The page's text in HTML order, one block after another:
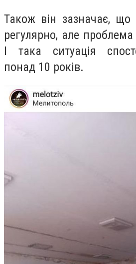
Також він зазначає, що
регулярно, але
І така ситуація
понад 10 років.